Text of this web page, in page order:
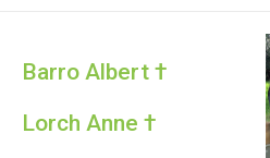
Barro Albert †
Lorch Anne †